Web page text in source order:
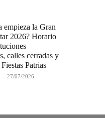
empieza la Gran
2026? Horario
calles cerradas y
Patrias
- 27/07/2026